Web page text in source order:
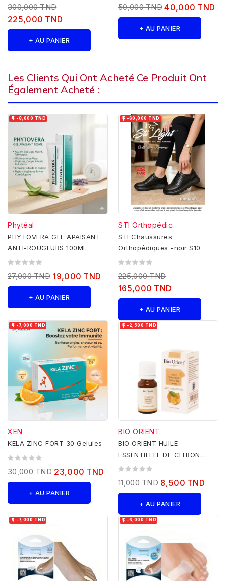
300,000 TND
225,000 TND
+ AU PANIER
50,000 TND 40,000 TND
+ AU PANIER
Les Clients Qui Ont Acheté Ce Produit Ont
Également Acheté :
 -8,000 TND
Phytéal
PHYTOVERA GEL APAISANT
ANTI-ROUGEURS 100ML
27,000 TND 19,000 TND
+ AU PANIER
 -60,000 TND
STI Orthopédic
STI Chaussures
Orthopédiques -noir S10
225,000 TND
165,000 TND
+ AU PANIER
 -7,000 TND
XEN
KELA ZINC FORT 30 Gelules
30,000 TND 23,000 TND
+ AU PANIER
 -2,500 TND
BIO ORIENT
BIO ORIENT HUILE
ESSENTIELLE DE CITRON
JAUNE 10ML
11,000 TND 8,500 TND
+ AU PANIER
 -7,000 TND  -6,000 TND